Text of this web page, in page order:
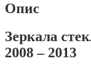
Опис
Зеркала
2008 – 2013